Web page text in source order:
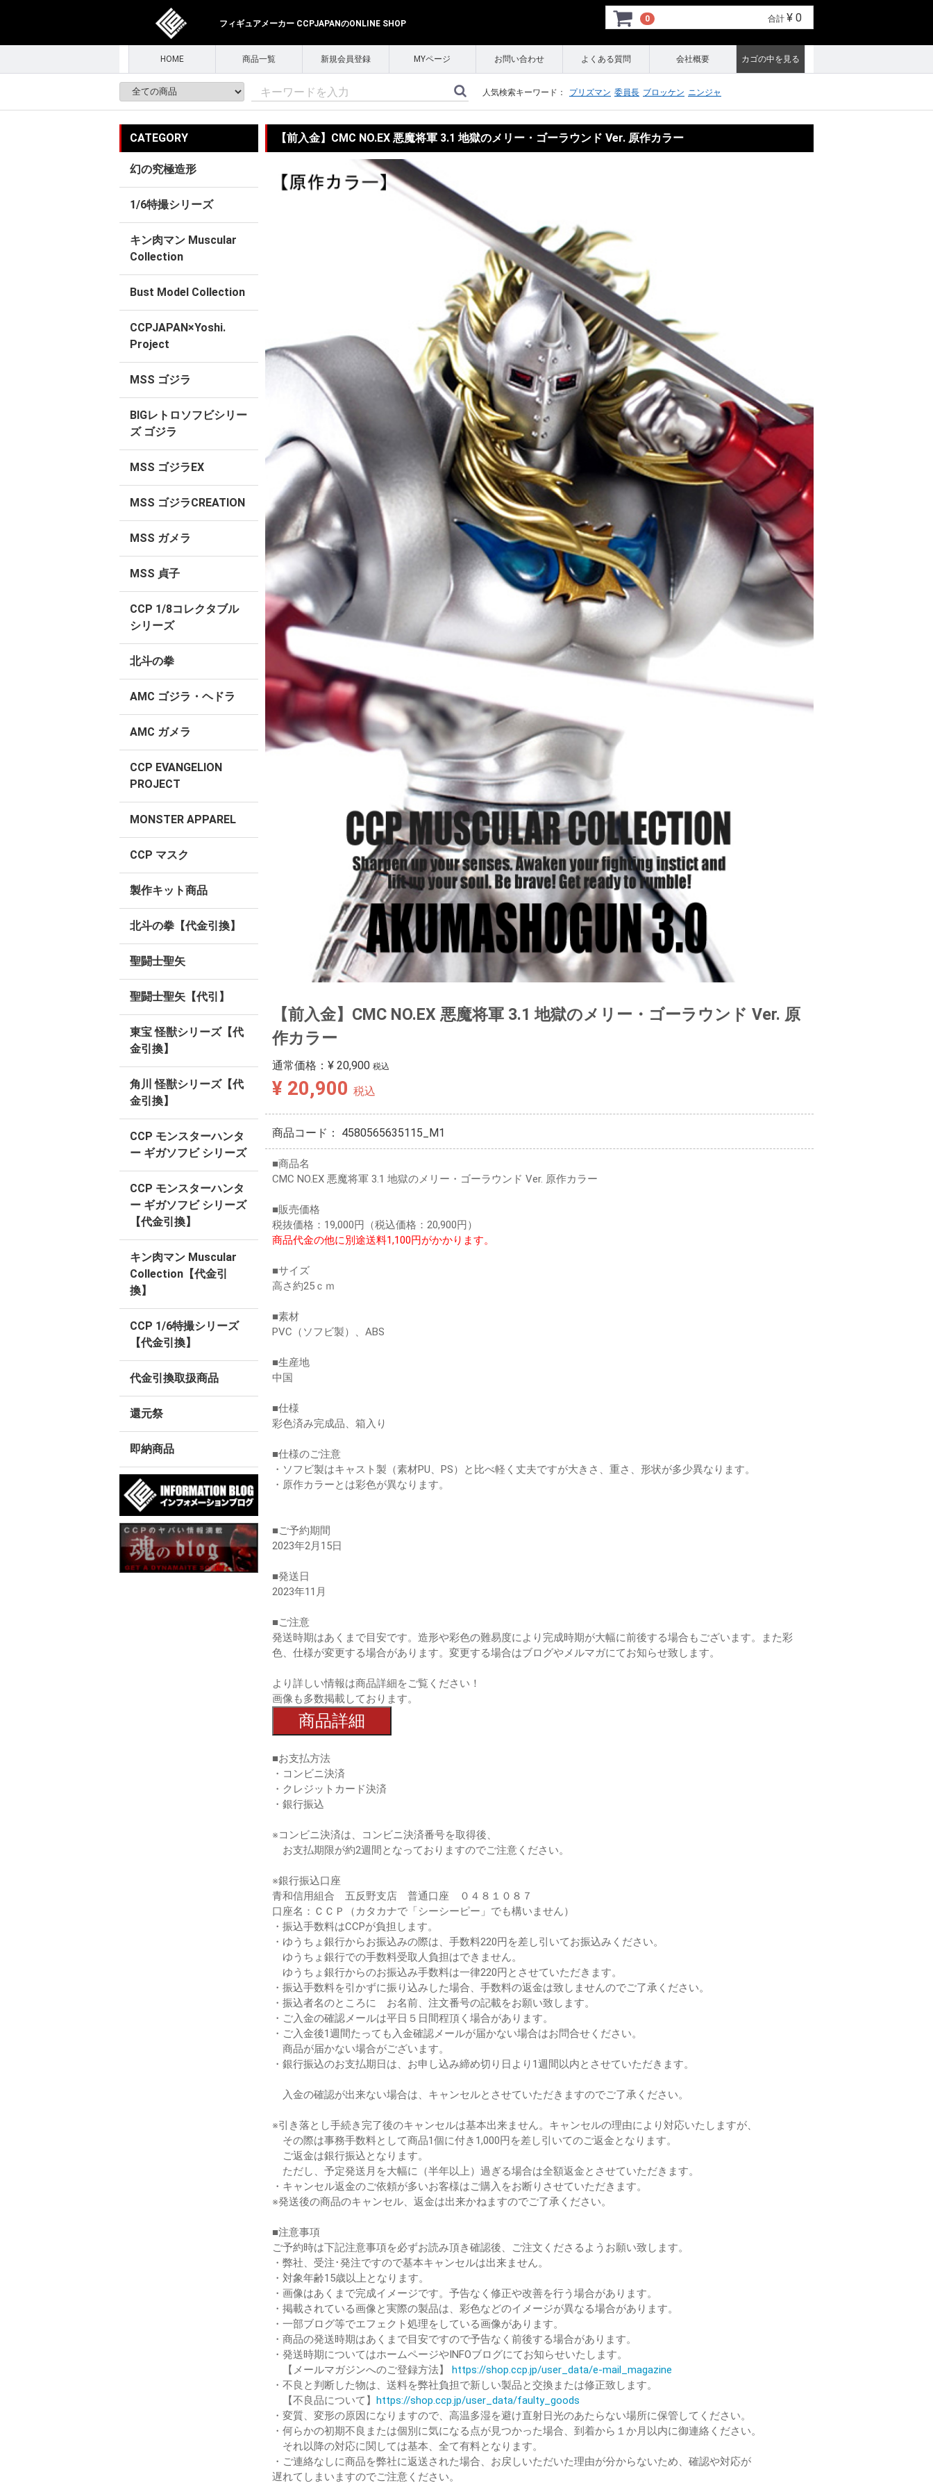
フィギュアメーカー CCPJAPANのONLINE SHOP 0 合計 ¥ 0
HOME 商品一覧 新規会員登録 MYページ お問い合わせ よくある質問 会社概要 カゴの中を見る
人気検索キーワード： プリズマン 委員長 ブロッケン ニンジャ
【前入金】CMC NO.EX 悪魔将軍 3.1 地獄のメリー・ゴーラウンド Ver. 原作カラー
【前入金】CMC NO.EX 悪魔将軍 3.1 地獄のメリー・ゴーラウンド Ver. 原
作カラー
通常価格： ¥ 20,900 税込
¥ 20,900 税込
商品コード： 4580565635115_M1
■商品名
CMC NO.EX 悪魔将軍 3.1 地獄のメリー・ゴーラウンド Ver. 原作カラー
■販売価格
税抜価格：19,000円（税込価格：20,900円）
商品代金の他に別途送料1,100円がかかります。
■サイズ
高さ約25ｃｍ
■素材
PVC（ソフビ製）、ABS
■生産地
中国
■仕様
彩色済み完成品、箱入り
■仕様のご注意
・ソフビ製はキャスト製（素材PU、PS）と比べ軽く丈夫ですが大きさ、重さ、形状が多少異なります。
・原作カラーとは彩色が異なります。
■ご予約期間
2023年2月15日
■発送日
2023年11月
■ご注意
発送時期はあくまで目安です。造形や彩色の難易度により完成時期が大幅に前後する場合もございます。また彩
色、仕様が変更する場合があります。変更する場合はブログやメルマガにてお知らせ致します。
より詳しい情報は商品詳細をご覧ください！
画像も多数掲載しております。
商品詳細
■お支払方法
・コンビニ決済
・クレジットカード決済
・銀行振込
※コンビニ決済は、コンビニ決済番号を取得後、
お支払期限が約2週間となっておりますのでご注意ください。
※銀行振込口座
青和信用組合 五反野支店 普通口座 ０４８１０８７
口座名：ＣＣＰ（カタカナで「シーシーピー」でも構いません）
・振込手数料はCCPが負担します。
・ゆうちょ銀行からお振込みの際は、手数料220円を差し引いてお振込みください。
ゆうちょ銀行での手数料受取人負担はできません。
ゆうちょ銀行からのお振込み手数料は一律220円とさせていただきます。
・振込手数料を引かずに振り込みした場合、手数料の返金は致しませんのでご了承ください。
・振込者名のところに お名前、注文番号の記載をお願い致します。
・ご入金の確認メールは平日５日間程頂く場合があります。
・ご入金後1週間たっても入金確認メールが届かない場合はお問合せください。
商品が届かない場合がございます。
・銀行振込のお支払期日は、お申し込み締め切り日より1週間以内とさせていただきます。
入金の確認が出来ない場合は、キャンセルとさせていただきますのでご了承ください。
※引き落とし手続き完了後のキャンセルは基本出来ません。キャンセルの理由により対応いたしますが、
その際は事務手数料として商品1個に付き1,000円を差し引いてのご返金となります。
ご返金は銀行振込となります。
ただし、予定発送月を大幅に（半年以上）過ぎる場合は全額返金とさせていただきます。
・キャンセル返金のご依頼が多いお客様はご購入をお断りさせていただきます。
※発送後の商品のキャンセル、返金は出来かねますのでご了承ください。
■注意事項
ご予約時は下記注意事項を必ずお読み頂き確認後、ご注文くださるようお願い致します。
・弊社、受注･発注ですので基本キャンセルは出来ません。
・対象年齢15歳以上となります。
・画像はあくまで完成イメージです。予告なく修正や改善を行う場合があります。
・掲載されている画像と実際の製品は、彩色などのイメージが異なる場合があります。
・一部ブログ等でエフェクト処理をしている画像があります。
・商品の発送時期はあくまで目安ですので予告なく前後する場合があります。
・発送時期についてはホームページやINFOブログにてお知らせいたします。
【メールマガジンへのご登録方法】 https://shop.ccp.jp/user_data/e-mail_magazine
・不良と判断した物は、送料を弊社負担で新しい製品と交換または修正致します。
【不良品について】 https://shop.ccp.jp/user_data/faulty_goods
・変質、変形の原因になりますので、高温多湿を避け直射日光のあたらない場所に保管してください。
・何らかの初期不良または個別に気になる点が見つかった場合、到着から１か月以内に御連絡ください。
それ以降の対応に関しては基本、全て有料となります。
・ご連絡なしに商品を弊社に返送された場合、お戻しいただいた理由が分からないため、確認や対応が
遅れてしまいますのでご注意ください。
CATEGORY
幻の究極造形
1/6特撮シリーズ
キン肉マン Muscular
Collection
Bust Model Collection
CCPJAPAN×Yoshi.
Project
MSS ゴジラ
BIGレトロソフビシリー
ズ ゴジラ
MSS ゴジラEX
MSS ゴジラCREATION
MSS ガメラ
MSS 貞子
CCP 1/8コレクタブル
シリーズ
北斗の拳
AMC ゴジラ・ヘドラ
AMC ガメラ
CCP EVANGELION
PROJECT
MONSTER APPAREL
CCP マスク
製作キット商品
北斗の拳【代金引換】
聖闘士聖矢
聖闘士聖矢【代引】
東宝 怪獣シリーズ【代
金引換】
角川 怪獣シリーズ【代
金引換】
CCP モンスターハンタ
ー ギガソフビ シリーズ
CCP モンスターハンタ
ー ギガソフビ シリーズ
【代金引換】
キン肉マン Muscular
Collection【代金引
換】
CCP 1/6特撮シリーズ
【代金引換】
代金引換取扱商品
還元祭
即納商品